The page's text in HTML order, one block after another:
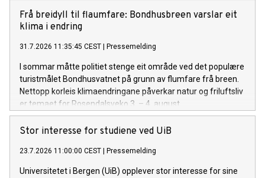
Frå breidyll til flaumfare: Bondhusbreen varslar eit
klima i endring
31.7.2026 11:35:45 CEST Pressemelding
I sommar måtte politiet stenge eit område ved det populære
turistmålet Bondhusvatnet på grunn av flumfare frå breen.
Nettopp korleis klimaendringane påverkar natur og friluftsliv
er temaet for Rosendalsveko 3. – 4. august.
Stor interesse for studiene ved UiB
23.7.2026 11:00:00 CEST Pressemelding
Universitetet i Bergen (UiB) opplever stor interesse for sine